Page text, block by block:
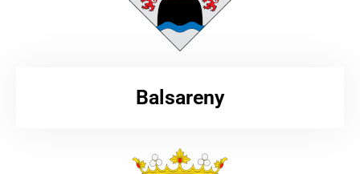
Balsareny